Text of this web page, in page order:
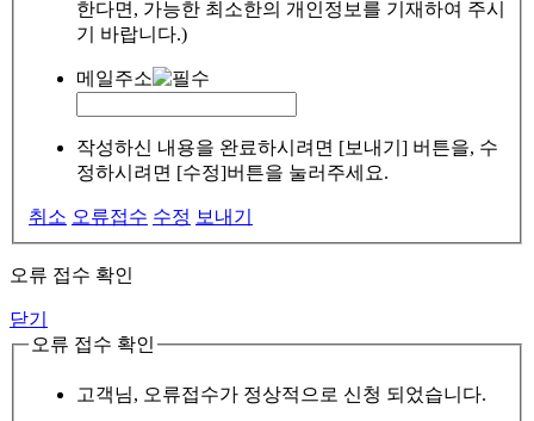
한다면, 가능한 최소한의 개인정보를 기재하여 주시
기 바랍니다.)
메일주소
작성하신 내용을 완료하시려면 [보내기] 버튼을, 수
정하시려면 [수정]버튼을 눌러주세요.
취소 오류접수 수정 보내기
오류 접수 확인
닫기
오류 접수 확인
고객님, 오류접수가 정상적으로 신청 되었습니다.